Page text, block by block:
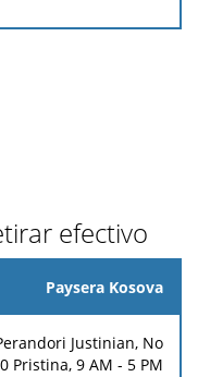
efectivo
de
Tarifas de
ingreso/retiro
Paysera Kosova
Justinian, No
Pristina, 9 AM - 5 PM